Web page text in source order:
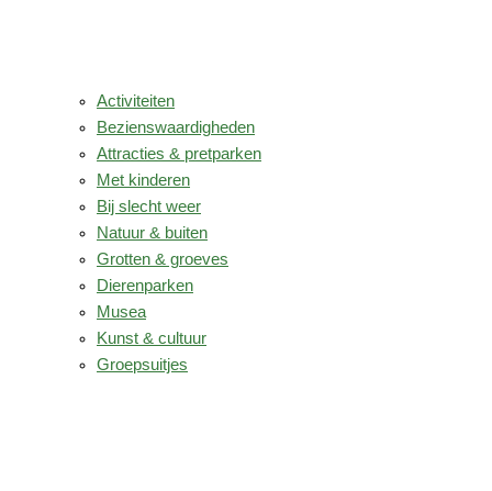
Activiteiten
Bezienswaardigheden
Attracties & pretparken
Met kinderen
Bij slecht weer
Natuur & buiten
Grotten & groeves
Dierenparken
Musea
Kunst & cultuur
Groepsuitjes